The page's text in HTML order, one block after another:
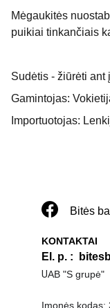
Mėgaukitės
puikiai tinkančiais
Sudėtis - žiūrėti ant
Gamintojas:
Importuotojas:
KONTAKTAI
El. p. :
UAB "S grupė"
Įmonės kodas:
Bitės